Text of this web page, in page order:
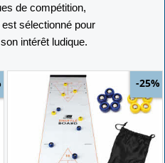
de compétition,
sélectionné pour
intérêt ludique.
-25%